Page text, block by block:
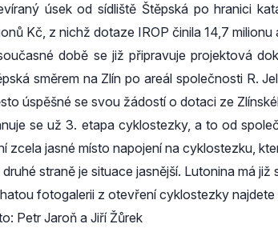
úsek od sídliště Štěpská po hranici
Kč, z nichž dotaze IROP činila 14,7
době se již připravuje projektová
směrem na Zlín po areál společnosti R.
úspěšné se svou žádostí o dotaci ze
se už 3. etapa cyklostezky, a to od
zcela jasné místo napojení na cyklostezku,
druhé straně je situace jasnější. Lutonina má
fotogalerii z otevření cyklostezky najdete
Petr Jaroň a Jiří Žůrek